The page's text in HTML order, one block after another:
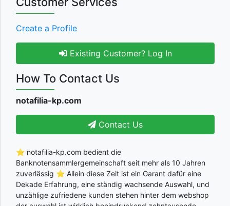
Create a Profile
Existing Customer? Log In
How To Contact Us
notafilia-kp.com
Contact Us
⭐ notafilia-kp.com bedient die
Banknotensammlergemeinschaft seit mehr als 10 Jahren
zuverlässig ⭐ Allein diese Zeit ist ein Garant dafür eine
Dekade Erfahrung, eine ständig wachsende Auswahl, und
unzählige zufriedene kunden stehen hinter dem webshop